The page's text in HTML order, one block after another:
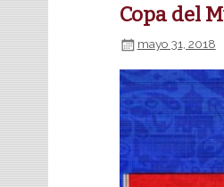
Copa del
mayo 31, 2018